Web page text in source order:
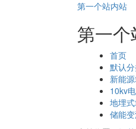
第一个站内站
第一
首页
默认
新能
10kv
地埋
储能